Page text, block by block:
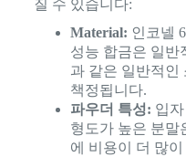
질 수 있습니다:
Material: 인코넬
성능 합금은 일반
과 같은 일반적인
책정됩니다.
파우더 특성: 입
형도가 높은 분말
에 비용이 더 많